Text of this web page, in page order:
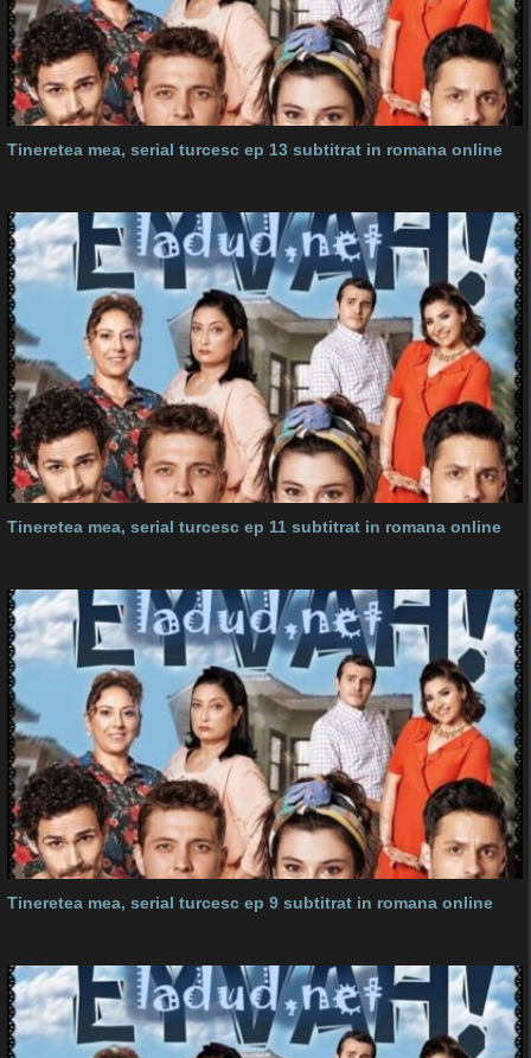
Tineretea mea, serial turcesc ep 13 subtitrat in romana online
Tineretea mea, serial turcesc ep 11 subtitrat in romana online
Tineretea mea, serial turcesc ep 9 subtitrat in romana online